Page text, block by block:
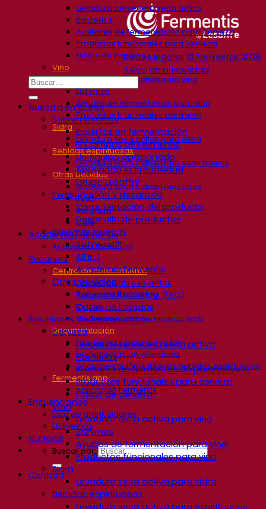
Levadura cervecera seca activa
Bacterias
Auxiliares de fermentación para cerveza
Productos funcionales para cerveza
Estilos de cerveza
Vino
Levadura seca activa para vino
Enzymes
Ayudas de fermentación para vino
Productos funcionales para vino
Sidra
Levadura seca activa para sidra
Bebidas espirituosas
Levadura seca activa para espirituosos
Otras bebidas
Levadura seca activa para otros
Kvas
Sorghum
Café
Academia Fermentis
Academia Fermentis
Recursos
Centro de conocimiento
Conocimientos expertos
Preguntas frecuentes (FAQ)
Videos
Grabaciones de seminarios web
Documentación
Tips & Tricks para cervezas
Documentación vitivinícola
Documentación sobre las bebidas espirituosas
Fermentis app
Aplicación Fermentis
Encuéntranos
Lista de distribuidores
Hablemos
Noticias
Buscar por:
Contact
Avisos legales © Fermentis 2026
Aviso de privacidad
Nuestra empresa
Sobre nosotros
Expertos en fermentación
El Campus de Fermentis
Un equipo apasionado
Apoyando la creatividad
Grupo Lesaffre
Investigación y desarrollo
Caracterización del producto
Desarrollo de productos
Nuestras marcas
SafYeast™
All In 1
Academia Fermentis
Otros servicios
Toll manufacturing
Catas de bebidas
Soluciones de fermentación
Cerveza
Levadura cervecera seca activa
Bacterias
Auxiliares de fermentación para cerveza
Productos funcionales para cerveza
Estilos de cerveza
Vino
Levadura seca activa para vino
Enzymes
Ayudas de fermentación para vino
Productos funcionales para vino
Sidra
Levadura seca activa para sidra
Bebidas espirituosas
Levadura seca activa para espirituosos